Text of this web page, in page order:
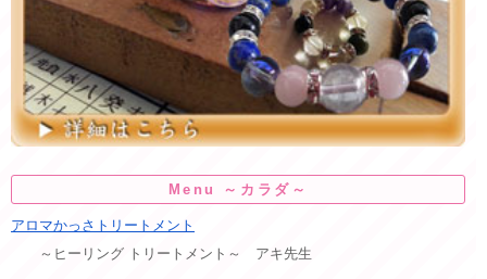
Menu ～カラダ～
アロマかっさトリートメント
～ヒーリング トリートメント～ アキ先生